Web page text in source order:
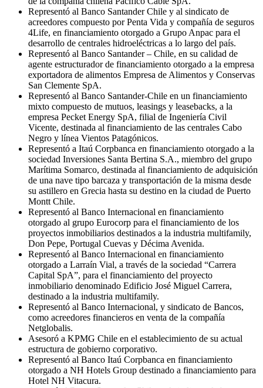
Representó al Banco Santander Chile y al sindicato de
acreedores compuesto por Penta Vida y compañía de seguros
4Life, en financiamiento otorgado a Grupo Anpac para el
desarrollo de centrales hidroeléctricas a lo largo del país.
Representó al Banco Santander – Chile, en su calidad de
agente estructurador de financiamiento otorgado a la empresa
exportadora de alimentos Empresa de Alimentos y Conservas
San Clemente SpA.
Representó al Banco Santander-Chile en un financiamiento
mixto compuesto de mutuos, leasings y leasebacks, a la
empresa Pecket Energy SpA, filial de Ingeniería Civil
Vicente, destinada al financiamiento de las centrales Cabo
Negro y línea Vientos Patagónicos.
Representó a Itaú Corpbanca en financiamiento otorgado a la
sociedad Inversiones Santa Bertina S.A., miembro del grupo
Marítima Somarco, destinada al financiamiento de adquisición
de una nave tipo barcaza y transportación de la misma desde
su astillero en Grecia hasta su destino en la ciudad de Puerto
Montt Chile.
Representó al Banco Internacional en financiamiento
otorgado al grupo Eurocorp para el financiamiento de los
proyectos inmobiliarios destinados a la industria multifamily,
Don Pepe, Portugal Cuevas y Décima Avenida.
Representó al Banco Internacional en financiamiento
otorgado a Larraín Vial, a través de la sociedad “Carrera
Capital SpA”, para el financiamiento del proyecto
inmobiliario denominado Edificio José Miguel Carrera,
destinado a la industria multifamily.
Representó al Banco Internacional, y sindicato de Bancos,
como acreedores financieros en venta de la compañía
Netglobalis.
Asesoró a KPMG Chile en el establecimiento de su actual
estructura de gobierno corporativo.
Representó al Banco Itaú Corpbanca en financiamiento
otorgado a NH Hotels Group destinado a financiamiento para
Hotel NH Vitacura.